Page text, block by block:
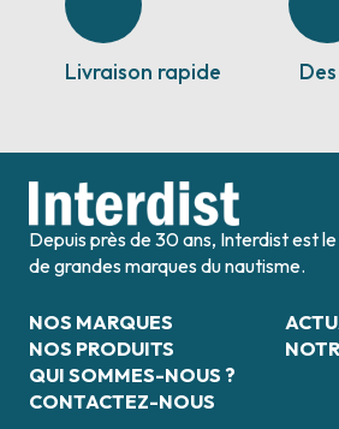
Livraison rapide
Depuis près de 30 ans, Interdist est
de grandes marques du nautisme.
NOS MARQUES
NOS PRODUITS
QUI SOMMES-NOUS ?
CONTACTEZ-NOUS